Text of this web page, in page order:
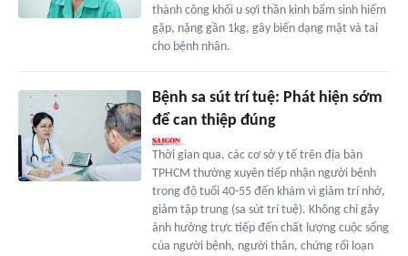
thành công khối u sợi thần kinh bẩm sinh hiếm
gặp, nặng gần 1kg, gây biến dạng mặt và tai
cho bệnh nhân.
Bệnh sa sút trí tuệ: Phát hiện sớm
để can thiệp đúng
Thời gian qua, các cơ sở y tế trên địa bàn
TPHCM thường xuyên tiếp nhận người bệnh
trong độ tuổi 40-55 đến khám vì giảm trí nhớ,
giảm tập trung (sa sút trí tuệ). Không chỉ gây
ảnh hưởng trực tiếp đến chất lượng cuộc sống
của người bệnh, người thân, chứng rối loạn